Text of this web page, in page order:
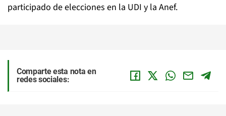
participado de elecciones en la UDI y la Anef.
Comparte esta nota en
redes sociales: